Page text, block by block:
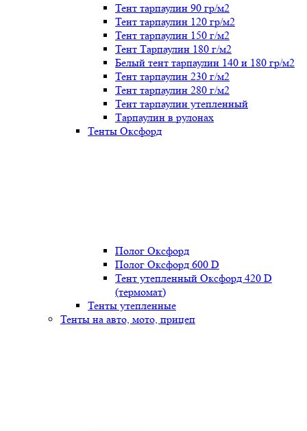
Тент тарпаулин 90 гр/м2
Тент тарпаулин 120 гр/м2
Тент тарпаулин 150 г/м2
Тент Тарпаулин 180 г/м2
Белый тент тарпаулин 140 и 180 гр/м2
Тент тарпаулин 230 г/м2
Тент тарпаулин 280 г/м2
Тент тарпаулин утепленный
Тарпаулин в рулонах
Тенты Оксфорд
Полог Оксфорд
Полог Оксфорд 600 D
Тент утепленный Оксфорд 420 D
(термомат)
Тенты утепленные
Тенты на авто, мото, прицеп